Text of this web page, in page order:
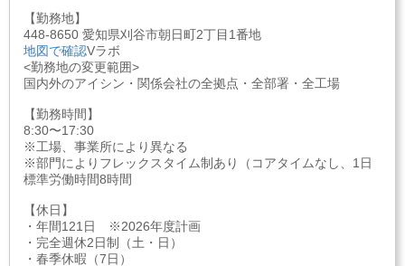
【勤務地】
448-8650 愛知県刈谷市朝日町2丁目1番地
地図で確認Vラボ
<勤務地の変更範囲>
国内外のアイシン・関係会社の全拠点・全部署・全工場
【勤務時間】
8:30〜17:30
※工場、事業所により異なる
※部門によりフレックスタイム制あり（コアタイムなし、1日
標準労働時間8時間
【休日】
・年間121日 ※2026年度計画
・完全週休2日制（土・日）
・春季休暇（7日）